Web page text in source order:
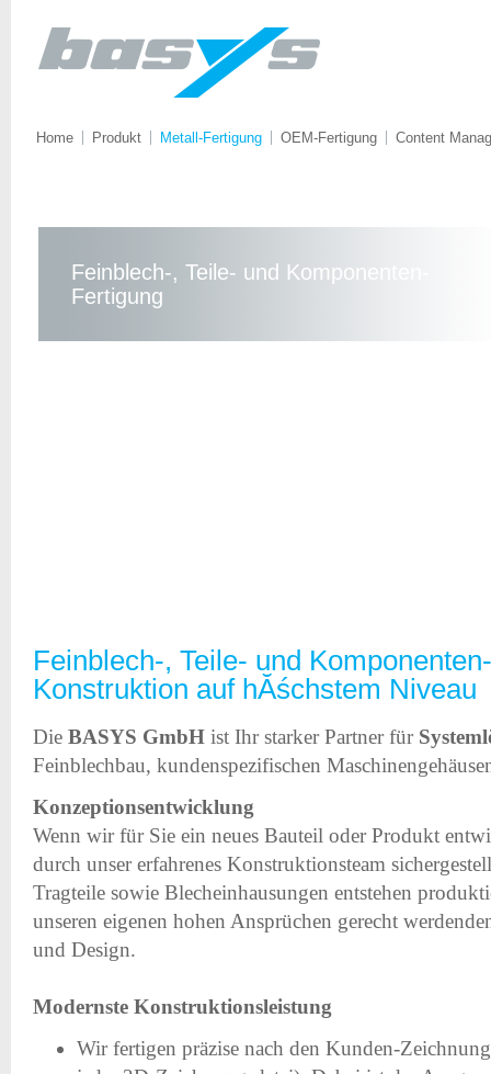
Home Produkt Metall-Fertigung OEM-Fertigung Content
Feinblech-, Teile- und Komponenten-
Fertigung
Feinblech-, Teile- und
Konstruktion auf hĂśchstem Niveau
Die BASYS GmbH ist Ihr starker Partner für
Feinblechbau, kundenspezifischen
Konzeptionsentwicklung
Wenn wir für Sie ein neues Bauteil oder Produkt
durch unser erfahrenes Konstruktionsteam
Tragteile sowie Blecheinhausungen entstehen
unseren eigenen hohen Ansprüchen gerecht
und Design.
Modernste Konstruktionsleistung
Wir fertigen präzise nach den Kunden-